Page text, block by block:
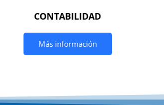
CONTABILIDAD
Más información